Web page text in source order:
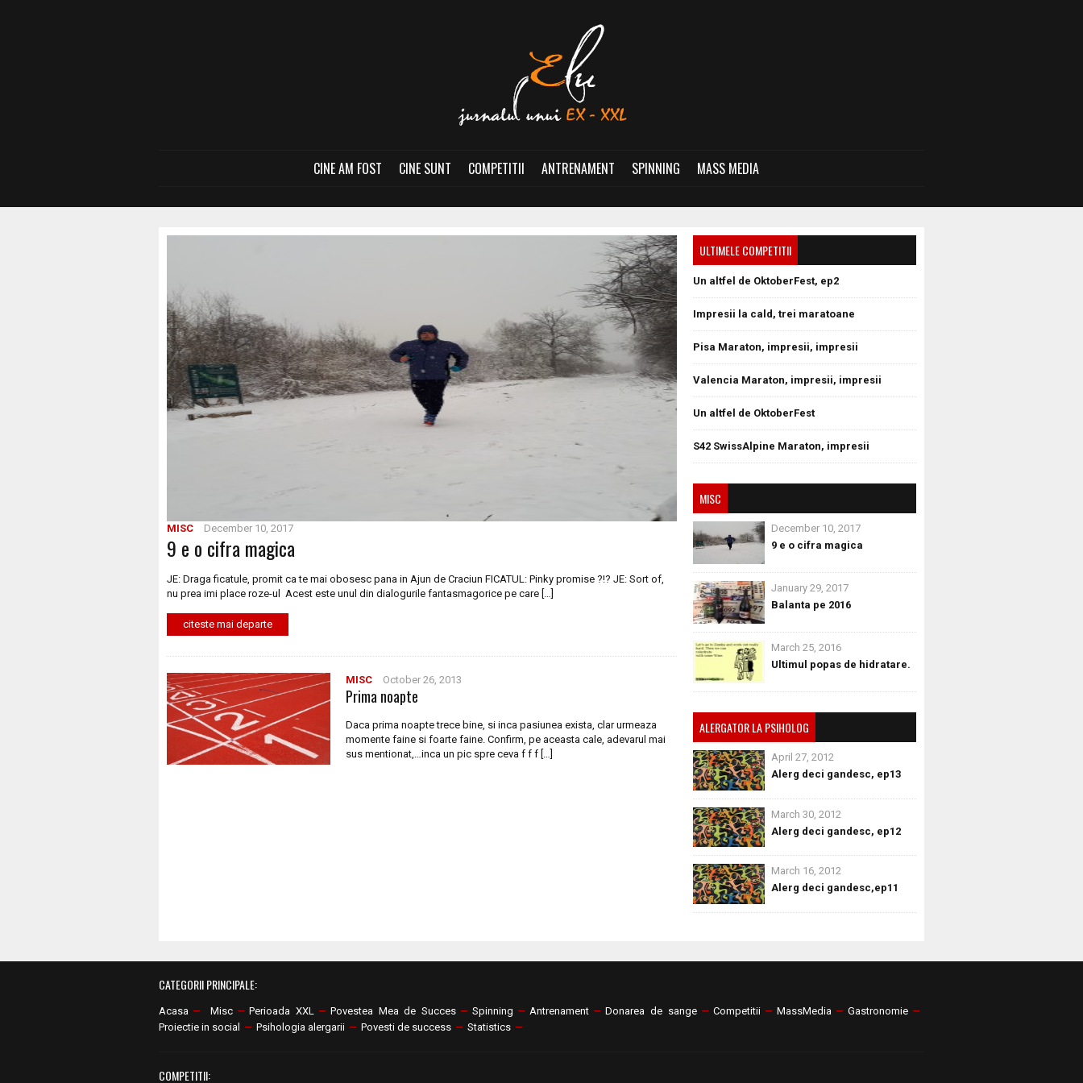
CINE AM FOST CINE SUNT COMPETITII ANTRENAMENT SPINNING MASS MEDIA
MISC December 10, 2017
9 e o cifra magica
JE: Draga ficatule, promit ca te mai obosesc pana in Ajun de Craciun FICATUL: Pinky promise ?!? JE: Sort of,
nu prea imi place roze-ul Acest este unul din dialogurile fantasmagorice pe care […]
citeste mai departe
MISC October 26, 2013
Prima noapte
Daca prima noapte trece bine, si inca pasiunea exista, clar urmeaza
momente faine si foarte faine. Confirm, pe aceasta cale, adevarul mai
sus mentionat,…inca un pic spre ceva f f f […]
ULTIMELE COMPETITII
Un altfel de OktoberFest, ep2
Impresii la cald, trei maratoane
Pisa Maraton, impresii, impresii
Valencia Maraton, impresii, impresii
Un altfel de OktoberFest
S42 SwissAlpine Maraton, impresii
MISC
December 10, 2017
9 e o cifra magica
January 29, 2017
Balanta pe 2016
March 25, 2016
Ultimul popas de hidratare.
ALERGATOR LA PSIHOLOG
April 27, 2012
Alerg deci gandesc, ep13
March 30, 2012
Alerg deci gandesc, ep12
March 16, 2012
Alerg deci gandesc,ep11
CATEGORII PRINCIPALE:
Acasa — Misc — Perioada XXL — Povestea Mea de Succes — Spinning — Antrenament — Donarea de sange — Competitii — MassMedia — Gastronomie —
Proiectie in social
— Psihologia alergarii — Povesti de success — Statistics —
COMPETITII: